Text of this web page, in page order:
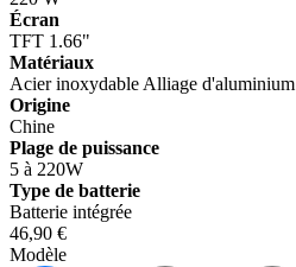
Écran
TFT 1.66"
Matériaux
Acier inoxydableAlliage d'aluminium
Origine
Chine
Plage de puissance
5 à 220W
Type de batterie
Batterie intégrée
46,90 €
Modèle